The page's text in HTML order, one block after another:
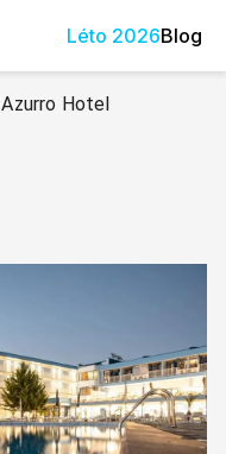
Léto 2026Blog
Azurro Hotel